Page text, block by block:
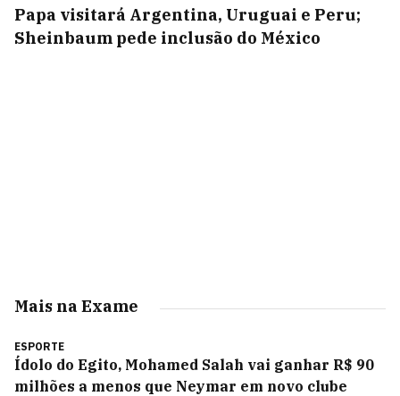
Papa visitará Argentina, Uruguai e Peru;
Sheinbaum pede inclusão do México
Mais na Exame
ESPORTE
Ídolo do Egito, Mohamed Salah vai ganhar R$ 90
milhões a menos que Neymar em novo clube